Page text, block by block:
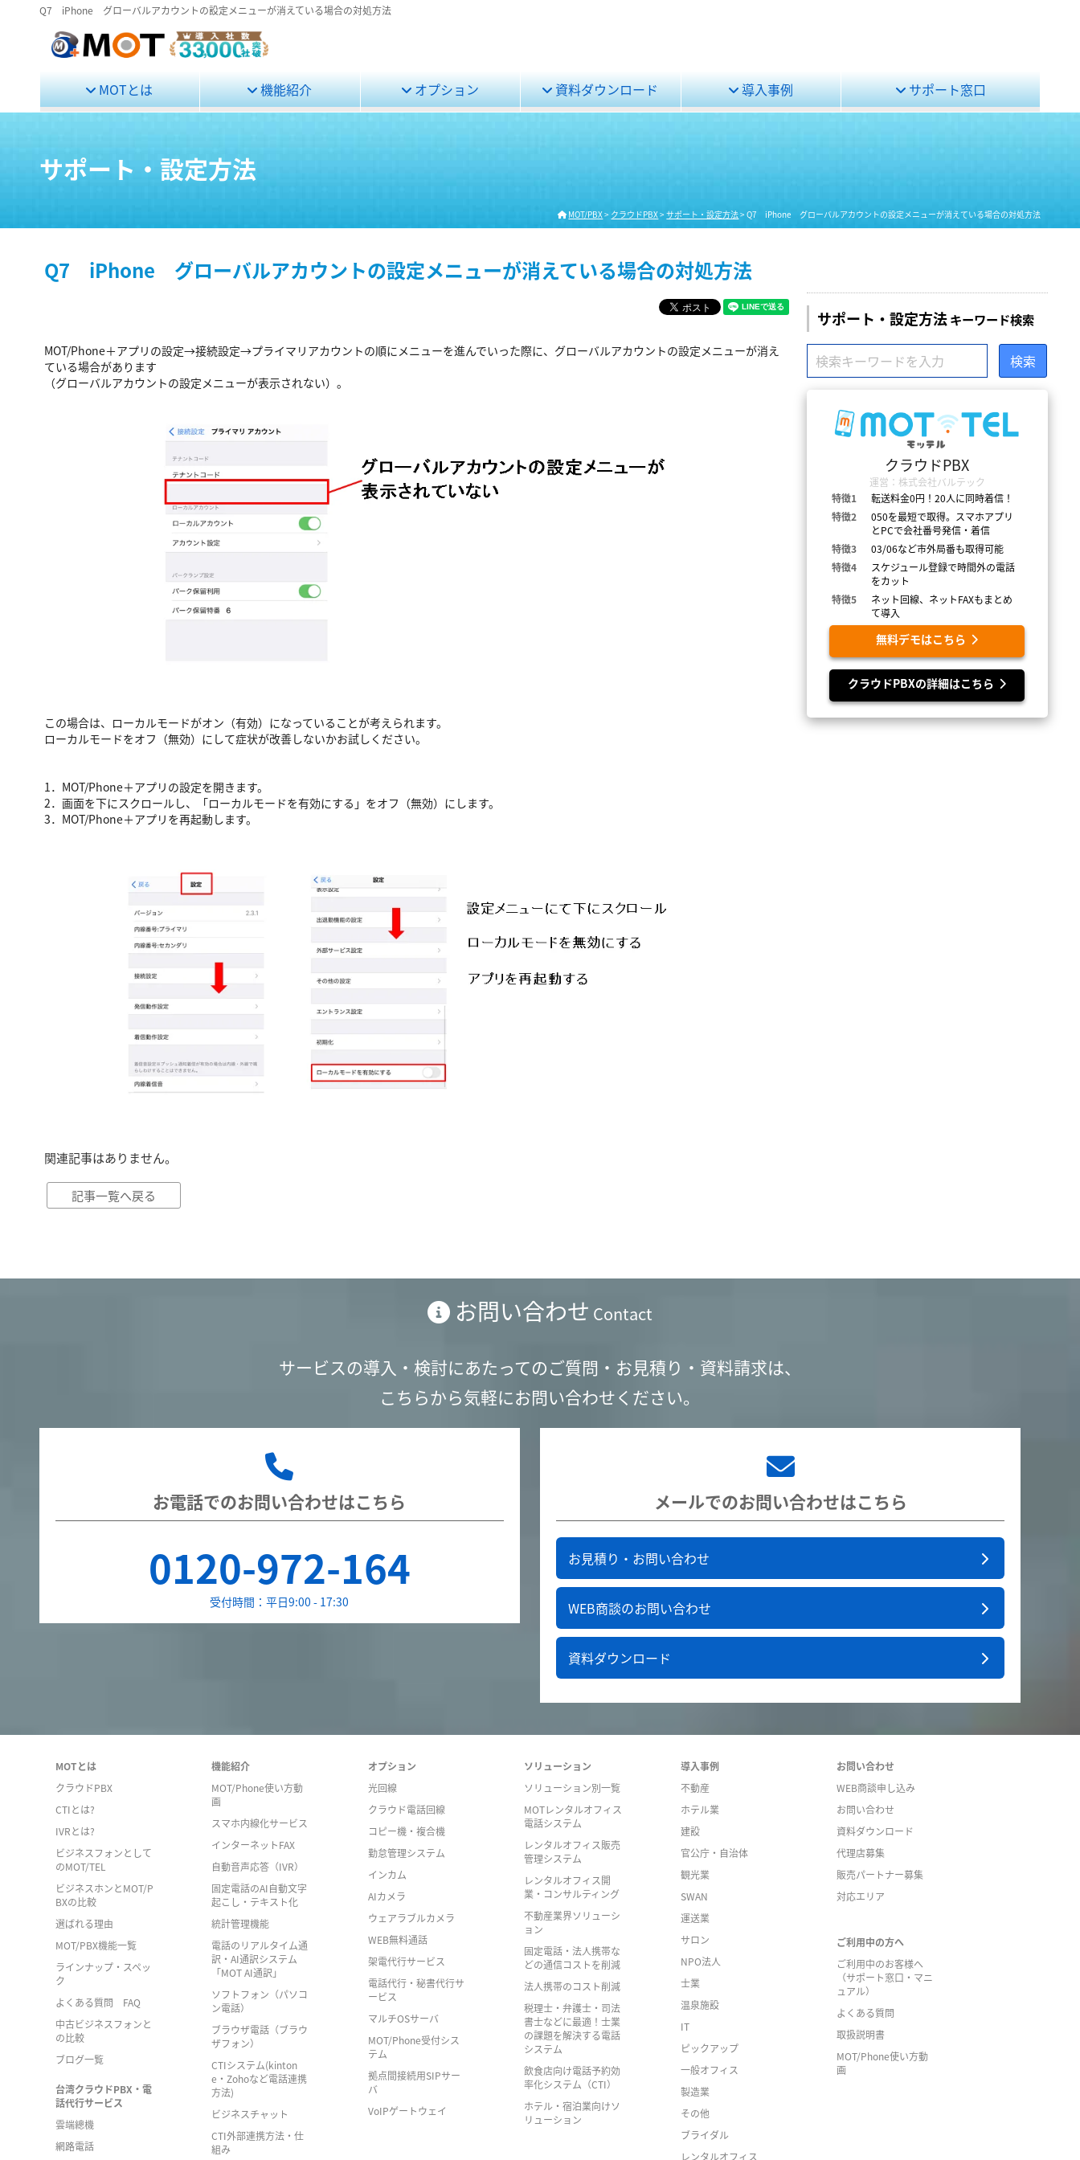
Q7 iPhone グローバルアカウントの設定メニューが消えている場合の対処方法
MOTとは 機能紹介 オプション 資料ダウンロード 導入事例 サポート窓口
サポート・設定方法
MOT/PBX> クラウドPBX>サポート・設定方法>Q7 iPhone グローバルアカウントの設定メニューが消えている場合の対処方法
Q7 iPhone グローバルアカウントの設定メニューが消えている場合の対処方法
MOT/Phone＋アプリの設定→接続設定→プライマリアカウントの順にメニューを進んでいった際に、グローバルアカウントの設定メニューが消え
ている場合があります
（グローバルアカウントの設定メニューが表示されない）。
この場合は、ローカルモードがオン（有効）になっていることが考えられます。
ローカルモードをオフ（無効）にして症状が改善しないかお試しください。
1．MOT/Phone＋アプリの設定を開きます。
2．画面を下にスクロールし、「ローカルモードを有効にする」をオフ（無効）にします。
3．MOT/Phone＋アプリを再起動します。
関連記事はありません。
記事一覧へ戻る
サポート・設定方法キーワード検索
クラウドPBX
運営：株式会社バルテック
特徴1
転送料金0円！20人に同時着信！
特徴2
050を最短で取得。スマホアプリ
とPCで会社番号発信・着信
特徴3
03/06など市外局番も取得可能
特徴4
スケジュール登録で時間外の電話
をカット
特徴5
ネット回線、ネットFAXもまとめ
て導入
無料デモはこちら
クラウドPBXの詳細はこちら
お問い合わせ Contact
サービスの導入・検討にあたってのご質問・お見積り・資料請求は、
こちらから気軽にお問い合わせください。
お電話でのお問い合わせはこちら
0120-972-164
受付時間：平日9:00 - 17:30
メールでのお問い合わせはこちら
お見積り・お問い合わせ
WEB商談のお問い合わせ
資料ダウンロード
MOTとは
クラウドPBX
CTIとは?
IVRとは?
ビジネスフォンとして
のMOT/TEL
ビジネスホンとMOT/P
BXの比較
選ばれる理由
MOT/PBX機能一覧
ラインナップ・スペッ
ク
よくある質問 FAQ
中古ビジネスフォンと
の比較
ブログ一覧
台湾クラウドPBX・電
話代行サービス
雲端總機
網路電話
機能紹介
MOT/Phone使い方動
画
スマホ内線化サービス
インターネットFAX
自動音声応答（IVR）
固定電話のAI自動文字
起こし・テキスト化
統計管理機能
電話のリアルタイム通
訳・AI通訳システム
「MOT AI通訳」
ソフトフォン（パソコ
ン電話）
ブラウザ電話（ブラウ
ザフォン）
CTIシステム(kinton
e・Zohoなど電話連携
方法)
ビジネスチャット
CTI外部連携方法・仕
組み
オプション
光回線
クラウド電話回線
コピー機・複合機
勤怠管理システム
インカム
AIカメラ
ウェアラブルカメラ
WEB無料通話
架電代行サービス
電話代行・秘書代行サ
ービス
マルチOSサーバ
MOT/Phone受付シス
テム
拠点間接続用SIPサー
バ
VoIPゲートウェイ
ソリューション
ソリューション別一覧
MOTレンタルオフィス
電話システム
レンタルオフィス販売
管理システム
レンタルオフィス開
業・コンサルティング
不動産業界ソリューシ
ョン
固定電話・法人携帯な
どの通信コストを削減
法人携帯のコスト削減
税理士・弁護士・司法
書士などに最適！士業
の課題を解決する電話
システム
飲食店向け電話予約効
率化システム（CTI）
ホテル・宿泊業向けソ
リューション
導入事例
不動産
ホテル業
建設
官公庁・自治体
観光業
SWAN
運送業
サロン
NPO法人
士業
温泉施設
IT
ピックアップ
一般オフィス
製造業
その他
ブライダル
レンタルオフィス
お問い合わせ
WEB商談申し込み
お問い合わせ
資料ダウンロード
代理店募集
販売パートナー募集
対応エリア
ご利用中の方へ
ご利用中のお客様へ
（サポート窓口・マニ
ュアル）
よくある質問
取扱説明書
MOT/Phone使い方動
画